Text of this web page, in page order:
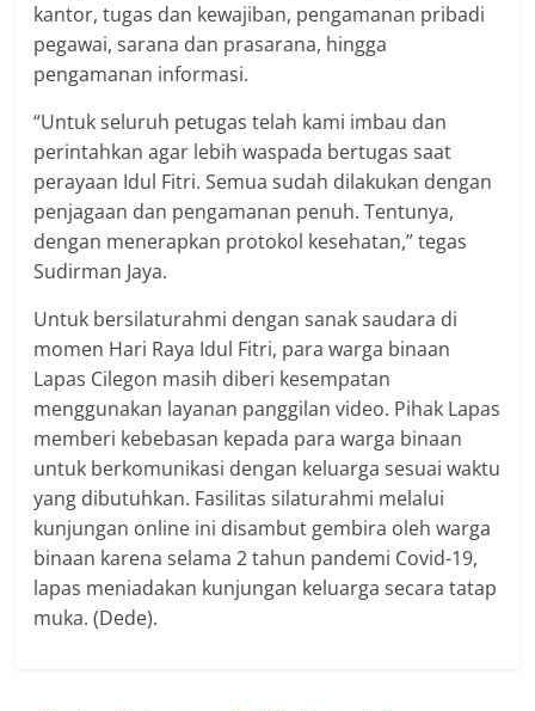
kantor, tugas dan kewajiban, pengamanan pribadi
pegawai, sarana dan prasarana, hingga
pengamanan informasi.
“Untuk seluruh petugas telah kami imbau dan
perintahkan agar lebih waspada bertugas saat
perayaan Idul Fitri. Semua sudah dilakukan dengan
penjagaan dan pengamanan penuh. Tentunya,
dengan menerapkan protokol kesehatan,” tegas
Sudirman Jaya.
Untuk bersilaturahmi dengan sanak saudara di
momen Hari Raya Idul Fitri, para warga binaan
Lapas Cilegon masih diberi kesempatan
menggunakan layanan panggilan video. Pihak Lapas
memberi kebebasan kepada para warga binaan
untuk berkomunikasi dengan keluarga sesuai waktu
yang dibutuhkan. Fasilitas silaturahmi melalui
kunjungan online ini disambut gembira oleh warga
binaan karena selama 2 tahun pandemi Covid-19,
lapas meniadakan kunjungan keluarga secara tatap
muka. (Dede).